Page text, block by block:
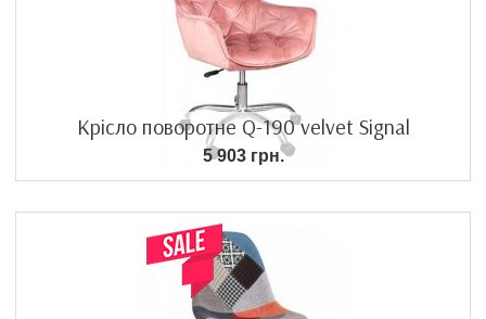
Крісло поворотне Q-190 velvet Signal
5 903 грн.